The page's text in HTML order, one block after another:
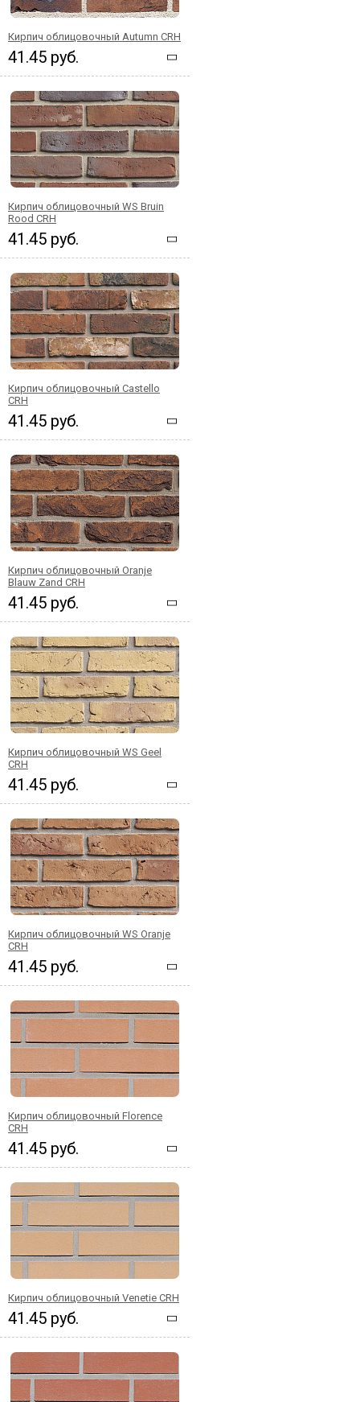
Кирпич облицовочный Autumn CRH
41.45 руб.
Кирпич облицовочный WS Bruin
Rood CRH
41.45 руб.
Кирпич облицовочный Castello
CRH
41.45 руб.
Кирпич облицовочный Oranje
Blauw Zand CRH
41.45 руб.
Кирпич облицовочный WS Geel
CRH
41.45 руб.
Кирпич облицовочный WS Oranje
CRH
41.45 руб.
Кирпич облицовочный Florence
CRH
41.45 руб.
Кирпич облицовочный Venetie CRH
41.45 руб.